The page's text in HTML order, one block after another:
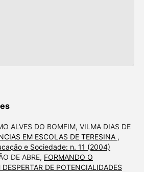
ALVES DO BOMFIM, VILMA DIAS DE
EM ESCOLAS DE TERESINA ,
e Sociedade: n. 11 (2004)
DE ABRE, FORMANDO O
DE POTENCIALIDADES